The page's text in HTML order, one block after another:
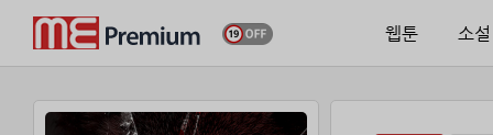
웹툰 소설